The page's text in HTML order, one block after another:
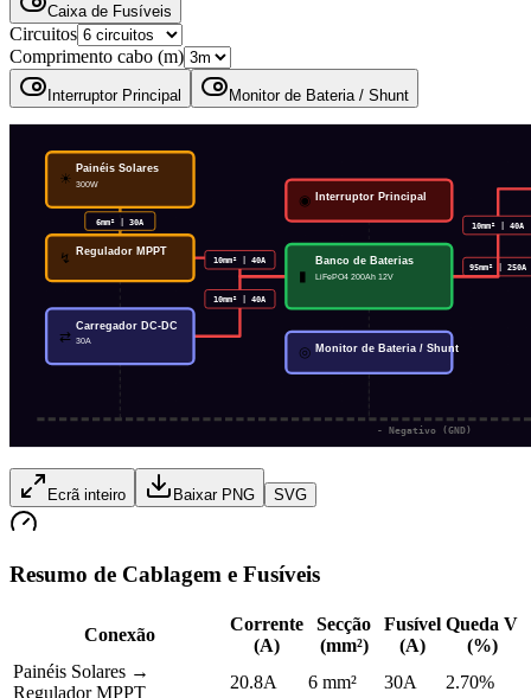
Caixa de Fusíveis
Circuitos
Comprimento cabo (m)
Interruptor Principal Monitor de Bateria / Shunt
6mm² |30A
10mm² |40A
10mm² |40A
95mm² |250A
10mm² |40A
- Negativo(GND)
☀
Painéis Solares
300W
↯ Regulador MPPT
⇄
Carregador DC-DC
30A
◉ Interruptor Principal
▮
Banco de Baterias
LiFePO4 200Ah 12V
◎ Monitor de Bateria / Shunt
Ecrã inteiro Baixar PNG SVG
Resumo de Cablagem e Fusíveis
Conexão
Corrente
(A)
Secção
(mm²)
Fusível
(A)
Queda V
(%)
Painéis Solares →
Regulador MPPT
20.8A 6 mm² 30A 2.70%